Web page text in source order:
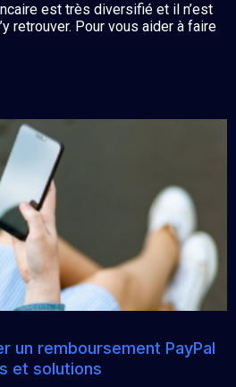
est très diversifié et il n’est
retrouver. Pour vous aider à faire
un remboursement PayPal
et solutions